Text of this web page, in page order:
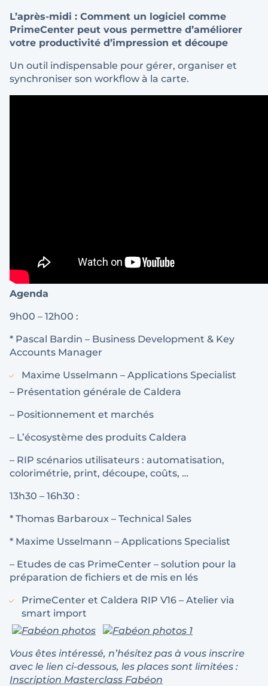
L’après-midi : Comment un logiciel comme
PrimeCenter peut vous permettre d’améliorer
votre productivité d’impression et découpe
Un outil indispensable pour gérer, organiser et
synchroniser son workflow à la carte.
Agenda
9h00 – 12h00 :
* Pascal Bardin – Business Development & Key
Accounts Manager
Maxime Usselmann – Applications Specialist
– Présentation générale de Caldera
– Positionnement et marchés
– L’écosystème des produits Caldera
– RIP scénarios utilisateurs : automatisation,
colorimétrie, print, découpe, coûts, …
13h30 – 16h30 :
* Thomas Barbaroux – Technical Sales
* Maxime Usselmann – Applications Specialist
– Etudes de cas PrimeCenter – solution pour la
préparation de fichiers et de mis en lés
PrimeCenter et Caldera RIP V16 – Atelier via
smart import
Vous êtes intéressé, n’hésitez pas à vous inscrire
avec le lien ci-dessous, les places sont limitées :
Inscription Masterclass Fabéon